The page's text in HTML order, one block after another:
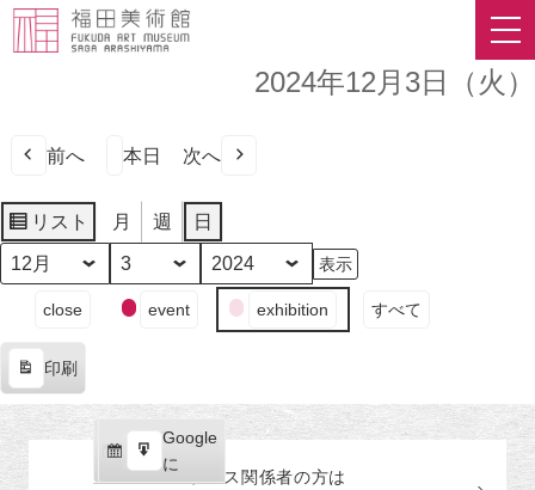
2024年12月3日（火）
前へ 本日 次へ
リスト
表
示
月 週 日
月
日
年
ン
の
カ
テ
ゴ
close event exhibition すべて
印刷
示
Google
で
購
Google
に
エ
プレス関係者の方は